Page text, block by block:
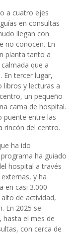
a cuatro ejes
en consultas
llegan con
no conocen. En
planta tanto a
que a
En tercer lugar,
libros y lecturas a
un pequeño
cama de hospital.
entre las
rincón del centro.
ha ido
ha guiado
hospital a través
y ha
en casi 3.000
de actividad,
En 2025 se
hasta el mes de
con cerca de